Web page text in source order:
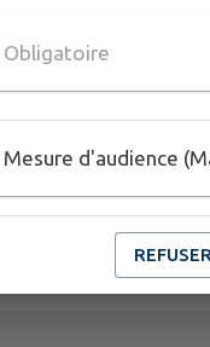
PLUS
Obligatoire
Mesure d'audience
REFUSER